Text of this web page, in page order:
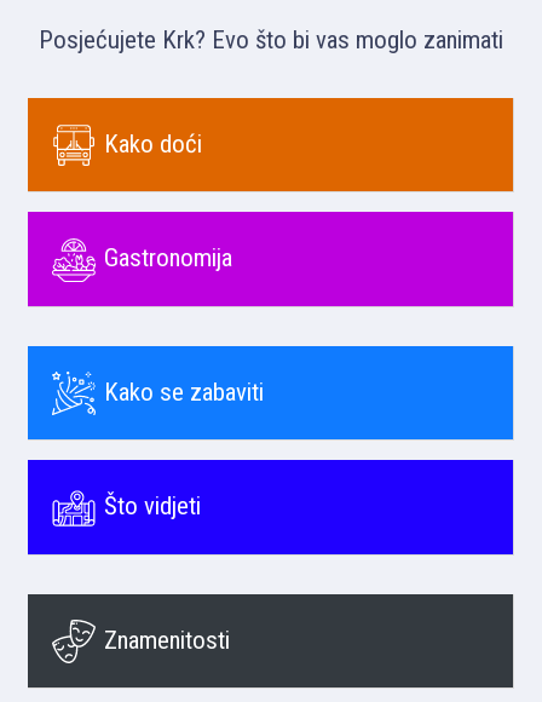
Posjećujete Krk? Evo što bi vas moglo zanimati
Kako doći
Gastronomija
Kako se zabaviti
Što vidjeti
Znamenitosti